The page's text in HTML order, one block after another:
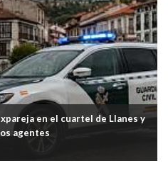
en el cuartel de Llanes y
agentes